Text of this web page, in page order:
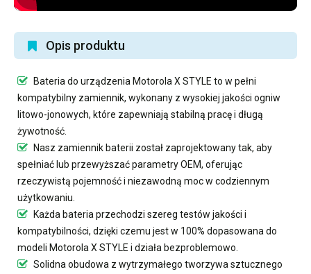
Opis produktu
Bateria do urządzenia Motorola X STYLE to w pełni
kompatybilny zamiennik, wykonany z wysokiej jakości ogniw
litowo-jonowych, które zapewniają stabilną pracę i długą
żywotność.
Nasz zamiennik baterii został zaprojektowany tak, aby
spełniać lub przewyższać parametry OEM, oferując
rzeczywistą pojemność i niezawodną moc w codziennym
użytkowaniu.
Każda bateria przechodzi szereg testów jakości i
kompatybilności, dzięki czemu jest w 100% dopasowana do
modeli Motorola X STYLE i działa bezproblemowo.
Solidna obudowa z wytrzymałego tworzywa sztucznego